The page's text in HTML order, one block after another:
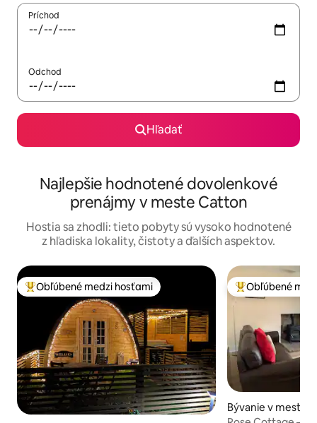
Príchod
Odchod
Hľadať
Najlepšie hodnotené dovolenkové
prenájmy v meste Catton
Hostia sa zhodli: tieto pobyty sú vysoko hodnotené
z hľadiska lokality, čistoty a ďalších aspektov.
Najobľúbenejšie medzi hosťami
Obľúbené medzi hosťami Najobľúbenejšie
Obľúbené
Bývanie v meste